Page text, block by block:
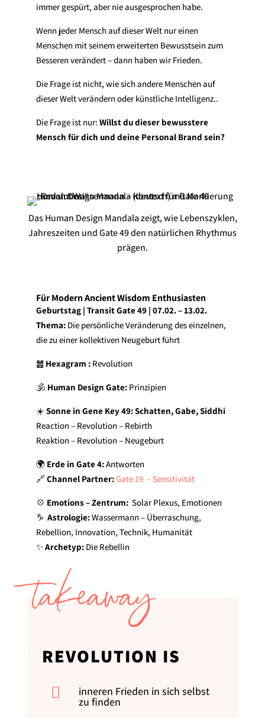
immer gespürt, aber nie ausgesprochen habe.
Wenn jeder Mensch auf dieser Welt nur einen
Menschen mit seinem erweiterten Bewusstsein zum
Besseren verändert – dann haben wir Frieden.
Die Frage ist nicht, wie sich andere Menschen auf
dieser Welt verändern oder künstliche Intelligenz..
Die Frage ist nur: Willst du dieser bewusstere
Mensch für dich und deine Personal Brand sein?
Das Human Design Mandala zeigt, wie Lebenszyklen,
Jahreszeiten und Gate 49 den natürlichen Rhythmus
prägen.
Für Modern Ancient Wisdom Enthusiasten
Geburtstag | Transit Gate 49 | 07.02. – 13.02.
Thema:Die persönliche Veränderung des einzelnen,
die zu einer kollektiven Neugeburt führt
䷰ Hexagram : Revolution
🕉️ Human Design Gate:Prinzipien
☀️ Sonne in Gene Key 49: Schatten, Gabe, Siddhi
Reaction – Revolution – Rebirth
Reaktion – Revolution – Neugeburt
🌍 Erde in Gate 4:Antworten
🔗 Channel Partner:Gate 19 – Sensitivität
💠 Emotions – Zentrum:Solar Plexus, Emotionen
♑️ Astrologie:Wassermann – Überraschung,
Rebellion, Innovation, Technik, Humanität
✨Archetyp:Die Rebellin
takeaway
REVOLUTION IS
 inneren Frieden in sich selbst
zu finden